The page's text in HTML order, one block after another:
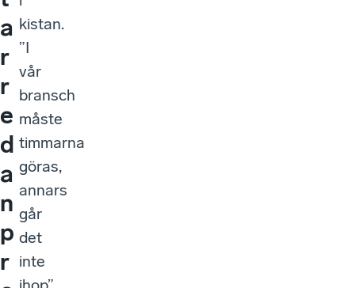
a
r
r
e
d
a
n
p
r
kistan.
”I
vår
bransch
måste
timmarna
göras,
annars
går
det
inte